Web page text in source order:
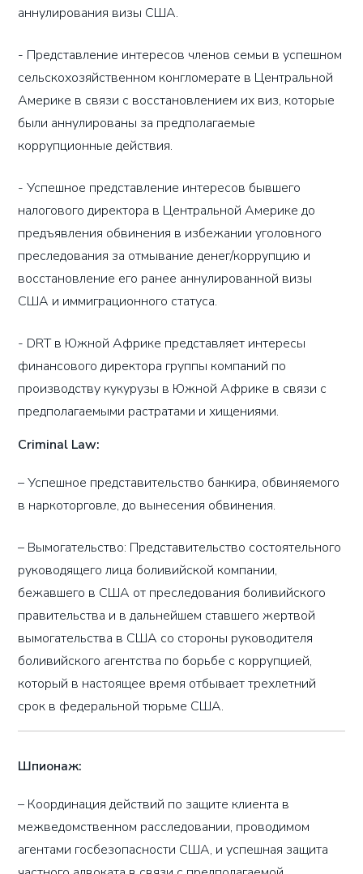
аннулирования визы США.
- Представление интересов членов семьи в успешном
сельскохозяйственном конгломерате в Центральной
Америке в связи с восстановлением их виз, которые
были аннулированы за предполагаемые
коррупционные действия.
- Успешное представление интересов бывшего
налогового директора в Центральной Америке до
предъявления обвинения в избежании уголовного
преследования за отмывание денег/коррупцию и
восстановление его ранее аннулированной визы
США и иммиграционного статуса.
- DRT в Южной Африке представляет интересы
финансового директора группы компаний по
производству кукурузы в Южной Африке в связи с
предполагаемыми растратами и хищениями.
Criminal Law:
–Успешное представительство банкира, обвиняемого
в наркоторговле, до вынесения обвинения.
– Вымогательство: Представительство состоятельного
руководящего лица боливийской компании,
бежавшего в США от преследования боливийского
правительства и в дальнейшем ставшего жертвой
вымогательства в США со стороны руководителя
боливийского агентства по борьбе с коррупцией,
который в настоящее время отбывает трехлетний
срок в федеральной тюрьме США.
Шпионаж:
– Координация действий по защите клиента в
межведомственном расследовании, проводимом
агентами госбезопасности США, и успешная защита